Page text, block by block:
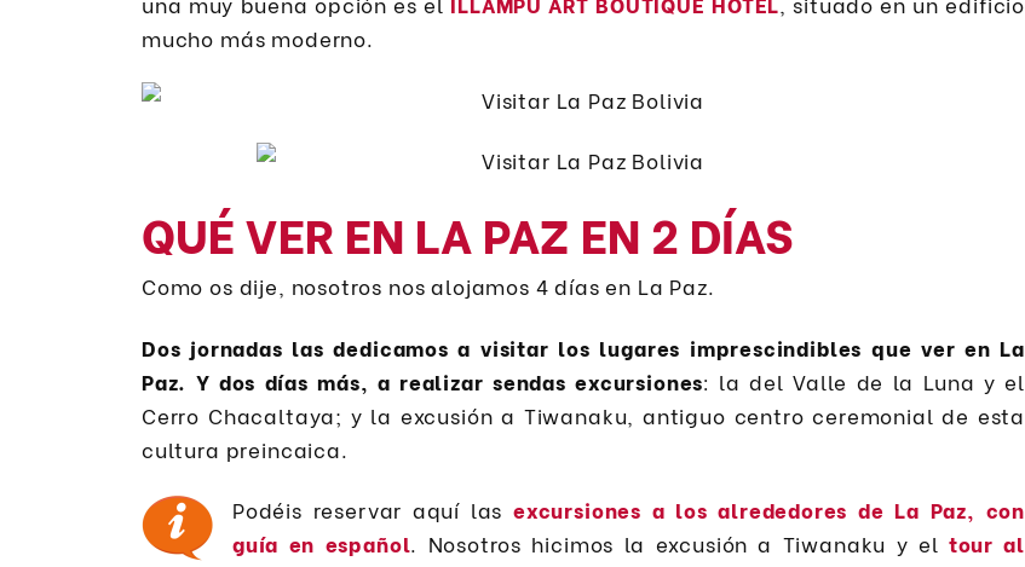
mucho más moderno.
QUÉ VER EN LA PAZ EN 2 DÍAS
Como os dije, nosotros nos alojamos 4 días en La Paz.
Dos jornadas las dedicamos a visitar los lugares imprescindibles que ver en La
Paz. Y dos días más, a realizar sendas excursiones: la del Valle de la Luna y el
Cerro Chacaltaya; y la excusión a Tiwanaku, antiguo centro ceremonial de esta
cultura preincaica.
Podéis reservar aquí las excursiones a los alrededores de La Paz, con
guía en español. Nosotros hicimos la excusión a Tiwanaku y el tour al